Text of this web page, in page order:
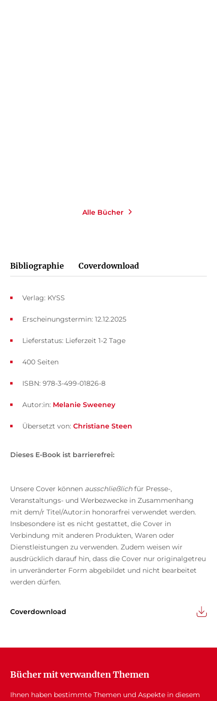
Alle Bücher
Bibliographie Coverdownload
Verlag: KYSS
Übersetzt von: Christiane Steen
Erscheinungstermin: 12.12.2025
Lieferstatus: Lieferzeit 1-2 Tage
ISBN: 978-3-499-01826-8
400 Seiten
Autor:in: Melanie Sweeney
Dieses E-Book ist barrierefrei:
Unsere Cover können ausschließlichfür Presse-,
Veranstaltungs- und Werbezwecke in Zusammenhang
mit dem/r Titel/Autor:in honorarfrei verwendet werden.
Insbesondere ist es nicht gestattet, die Cover in
Verbindung mit anderen Produkten, Waren oder
Dienstleistungen zu verwenden. Zudem weisen wir
ausdrücklich darauf hin, dass die Cover nur originalgetreu
in unveränderter Form abgebildet und nicht bearbeitet
werden dürfen.
Coverdownload
Bücher mit verwandten Themen
Ihnen haben bestimmte Themen und Aspekte in diesem